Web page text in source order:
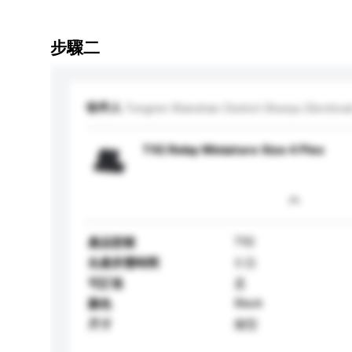
步驟二
收件人 Tongren Wanshan District Shunyu Electrical
T92 Relay Miniature Size 4 Pins
產品型號
生產所需時間
可訂造
是
顏色
Black
微型